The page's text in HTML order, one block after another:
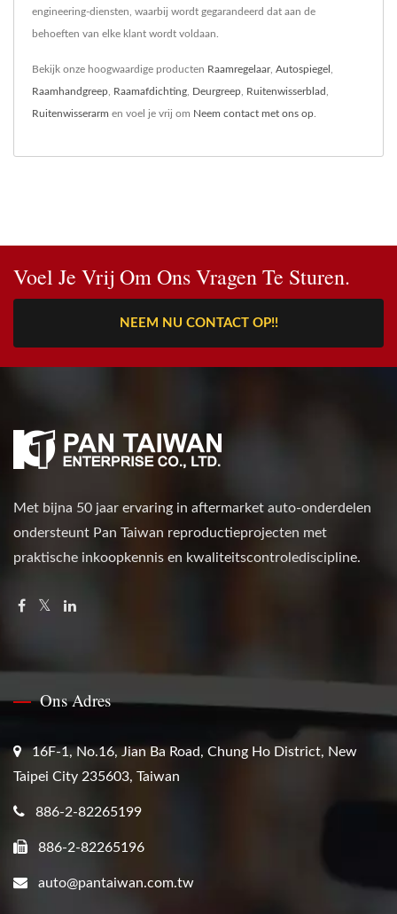
engineering-diensten, waarbij wordt gegarandeerd dat aan de
behoeften van elke klant wordt voldaan.
Bekijk onze hoogwaardige producten Raamregelaar, Autospiegel
Raamhandgreep Raamafdichting Deurgreep Ruitenwisserblad
Ruitenwisserarm en voel je vrij om Neem contact met ons op
Voel Je Vrij Om Ons Vragen Te Sturen.
NEEM NU CONTACT OP!!
Met bijna 50 jaar ervaring in aftermarket auto-onderdelen
ondersteunt Pan Taiwan reproductieprojecten met
praktische inkoopkennis en kwaliteitscontrolediscipline.
Ons Adres
16F-1, No.16, Jian Ba Road, Chung Ho District, New
Taipei City 235603, Taiwan
886-2-82265199
886-2-82265196
auto@pantaiwan.com.tw